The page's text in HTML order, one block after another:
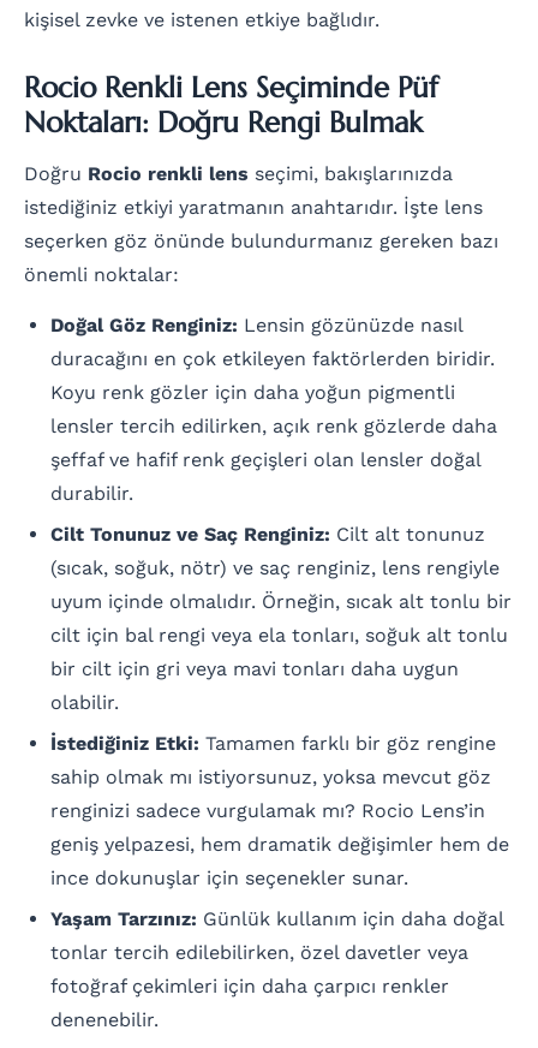
kişisel zevke ve istenen etkiye bağlıdır.
Rocio Renkli Lens Seçiminde Püf
Noktaları: Doğru Rengi Bulmak
Doğru Rocio renkli lens seçimi, bakışlarınızda
istediğiniz etkiyi yaratmanın anahtarıdır. İşte lens
seçerken göz önünde bulundurmanız gereken bazı
önemli noktalar:
Doğal Göz Renginiz: Lensin gözünüzde nasıl
duracağını en çok etkileyen faktörlerden biridir.
Koyu renk gözler için daha yoğun pigmentli
lensler tercih edilirken, açık renk gözlerde daha
şeffaf ve hafif renk geçişleri olan lensler doğal
durabilir.
Cilt Tonunuz ve Saç Renginiz: Cilt alt tonunuz
(sıcak, soğuk, nötr) ve saç renginiz, lens rengiyle
uyum içinde olmalıdır. Örneğin, sıcak alt tonlu bir
cilt için bal rengi veya ela tonları, soğuk alt tonlu
bir cilt için gri veya mavi tonları daha uygun
olabilir.
İstediğiniz Etki: Tamamen farklı bir göz rengine
sahip olmak mı istiyorsunuz, yoksa mevcut göz
renginizi sadece vurgulamak mı? Rocio Lens’in
geniş yelpazesi, hem dramatik değişimler hem de
ince dokunuşlar için seçenekler sunar.
Yaşam Tarzınız: Günlük kullanım için daha doğal
tonlar tercih edilebilirken, özel davetler veya
fotoğraf çekimleri için daha çarpıcı renkler
denenebilir.